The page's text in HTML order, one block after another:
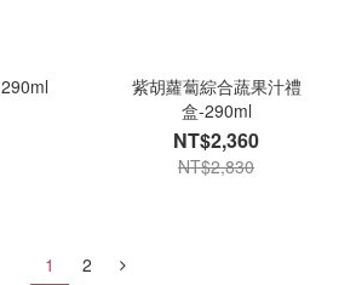
紫胡蘿蔔綜合蔬果汁禮
盒-290ml
NT$2,360
NT$2,830
1 2